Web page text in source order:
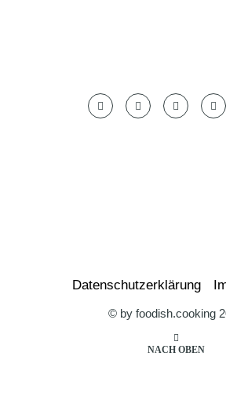
Datenschutzerklärung
© by foodish.cooking
NACH OBEN